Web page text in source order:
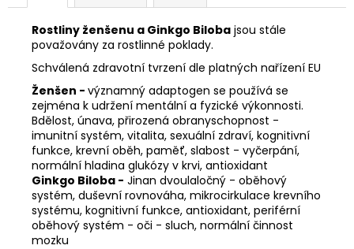
Rostliny ženšenu a Ginkgo Biloba jsou stále
považovány za rostlinné poklady.
Schválená zdravotní tvrzení dle platných nařízení EU
Ženšen - významný adaptogen se používá se
zejména k udržení mentální a fyzické výkonnosti.
Bdělost, únava, přirozená obranyschopnost -
imunitní systém, vitalita, sexuální zdraví, kognitivní
funkce, krevní oběh, paměť, slabost - vyčerpání,
normální hladina glukózy v krvi, antioxidant
Ginkgo Biloba - Jinan dvoulaločný - oběhový
systém, duševní rovnováha, mikrocirkulace krevního
systému, kognitivní funkce, antioxidant, periférní
oběhový systém - oči - sluch, normální činnost
mozku